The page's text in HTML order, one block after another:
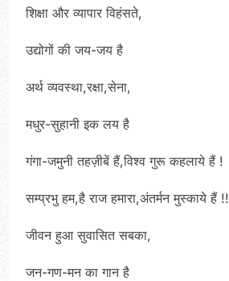
शिक्षा और व्यापार विहंसते,
उद्योगों की जय-जय है
अर्थ व्यवस्था,रक्षा,सेना,
मधुर-सुहानी इक लय है
गंगा-जमुनी तहज़ीबें हैं,विश्व गुरू कहलाये हैं !
सम्प्रभु हम,है राज हमारा,अंतर्मन मुस्काये हैं !!
जीवन हुआ सुवासित सबका,
जन-गण-मन का गान है